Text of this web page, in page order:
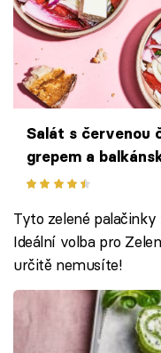
Salát s červenou
grepem a
Tyto zelené
Ideální volba pro
určitě nemusíte!